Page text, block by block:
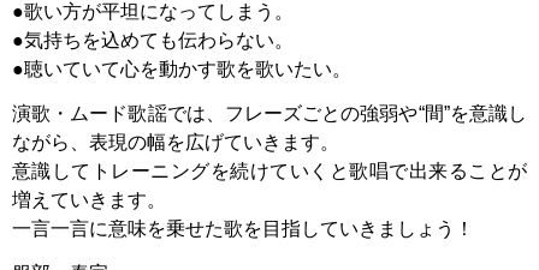
●歌い方が平坦になってしまう。
●気持ちを込めても伝わらない。
●聴いていて心を動かす歌を歌いたい。
演歌・ムード歌謡では、フレーズごとの強弱や“間”を意識し
ながら、表現の幅を広げていきます。
意識してトレーニングを続けていくと歌唱で出来ることが
増えていきます。
一言一言に意味を乗せた歌を目指していきましょう！